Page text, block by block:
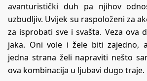
avanturistički duh pa njihov
uzbudljiv. Uvijek su raspoloženi za
za isprobati sve i svašta. Veza ova
jaka. Oni vole i žele biti zajedno,
jedna strana želi napraviti nešto
ova kombinacija u ljubavi dugo traje.